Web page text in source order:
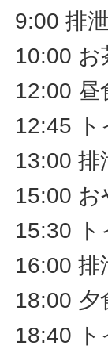
9:00 排
10:00 お
12:00 昼
12:45 ト
13:00 排
15:00 お
15:30 ト
16:00 排
18:00 夕
18:40 ト